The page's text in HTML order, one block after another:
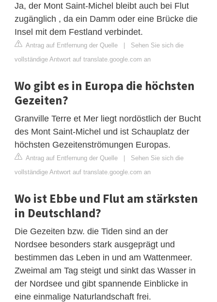
Ja, der Mont Saint-Michel bleibt auch bei Flut
zugänglich , da ein Damm oder eine Brücke die
Insel mit dem Festland verbindet.
Antrag auf Entfernung der Quelle | Sehen Sie sich die
vollständige Antwort auf translate.google.com an
Wo gibt es in Europa die höchsten
Gezeiten?
Granville Terre et Mer liegt nordöstlich der Bucht
des Mont Saint-Michel und ist Schauplatz der
höchsten Gezeitenströmungen Europas.
Antrag auf Entfernung der Quelle | Sehen Sie sich die
vollständige Antwort auf translate.google.com an
Wo ist Ebbe und Flut am stärksten
in Deutschland?
Die Gezeiten bzw. die Tiden sind an der
Nordsee besonders stark ausgeprägt und
bestimmen das Leben in und am Wattenmeer.
Zweimal am Tag steigt und sinkt das Wasser in
der Nordsee und gibt spannende Einblicke in
eine einmalige Naturlandschaft frei.